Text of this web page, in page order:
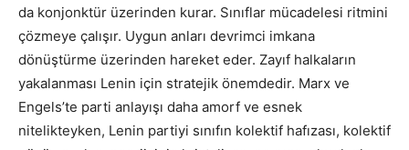
da konjonktür üzerinden kurar. Sınıflar mücadelesi ritmini
çözmeye çalışır. Uygun anları devrimci imkana
dönüştürme üzerinden hareket eder. Zayıf halkaların
yakalanması Lenin için stratejik önemdedir. Marx ve
Engels’te parti anlayışı daha amorf ve esnek
nitelikteyken, Lenin partiyi sınıfın kolektif hafızası, kolektif